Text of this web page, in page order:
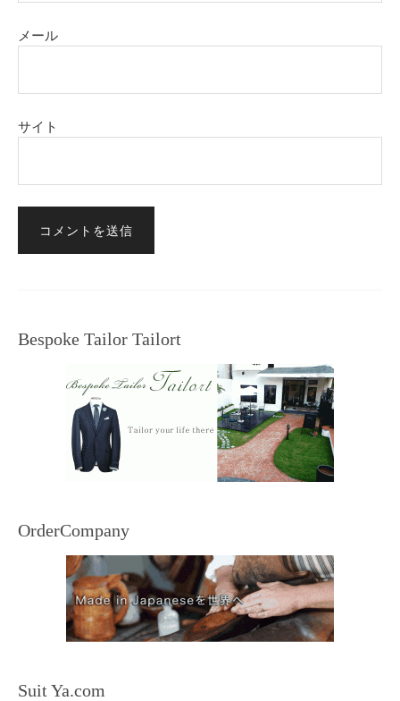
メール
サイト
Bespoke Tailor Tailort
OrderCompany
Suit Ya.com